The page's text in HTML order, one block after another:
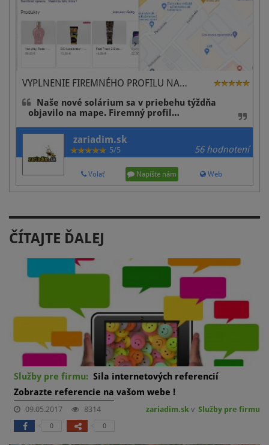
VYPLNENIE FIREMNÉHO PROFILU NA…
Naše nové solárium sa v priebehu týždňa
objavilo na mape. Firemný profil…
zariadim.sk
5/5 56 hodnotení
Volať Napíšte nám Web
ČÍTAJTE ĎALEJ
Služby pre firmu: Sila internetových referencií
Zobrazte referencie na vašom webe !
09.05.2017 8314 zariadim.sk v Služby pre firmu
0 0